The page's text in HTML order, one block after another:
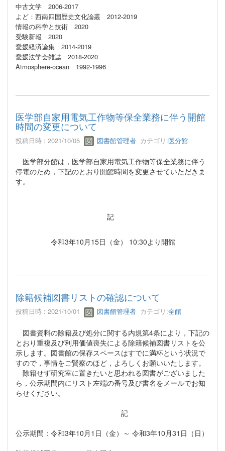
中古文学 2006-2017
よど：西南四国歴史文化論叢 2012-2019
情報の科学と技術 2020
受験新報 2020
愛媛経済論集 2014-2019
愛媛法学会雑誌 2018-2020
Atmosphere-ocean 1992-1996
医学部自家用電気工作物等保全業務に伴う開館
時間の変更について
投稿日時 : 2021/10/05 図書館管理者 カテゴリ:医分館
医学部分館は，医学部自家用電気工作物等保全業務に伴う
停電のため，下記のとおり開館時間を変更させていただきま
す。
記
令和3年10月15日（金） 10:30より開館
除籍候補図書リストの確認について
投稿日時 : 2021/10/01 図書館管理者 カテゴリ:全館
図書資料の除籍及び処分に関する内規第4条により，下記の
とおり重複及び利用価値喪失による除籍候補図書リストを公
示します。図書館の保存スペースはすでに満杯という状況で
すので，事情をご賢察のほど，よろしくお願いいたします。
除籍せず研究室に置きたいと思われる図書がございました
ら，公示期間内にリスト左端の番号及び書名をメールでお知
らせください。
記
公示期間：令和3年10月1日（金）～ 令和3年10月31日（日）